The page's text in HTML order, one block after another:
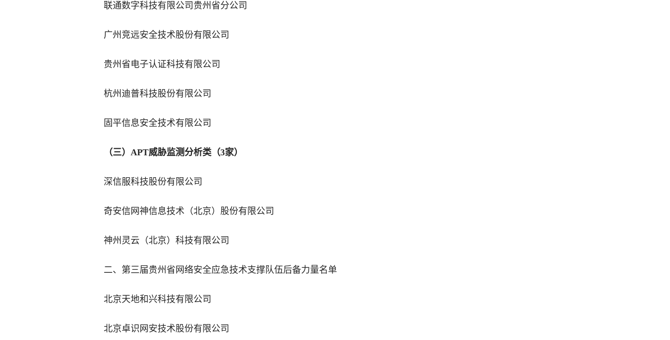
联通数字科技有限公司贵州省分公司
广州竞远安全技术股份有限公司
贵州省电子认证科技有限公司
杭州迪普科技股份有限公司
固平信息安全技术有限公司
（三）APT威胁监测分析类（3家）
深信服科技股份有限公司
奇安信网神信息技术（北京）股份有限公司
神州灵云（北京）科技有限公司
二、第三届贵州省网络安全应急技术支撑队伍后备力量名单
北京天地和兴科技有限公司
北京卓识网安技术股份有限公司